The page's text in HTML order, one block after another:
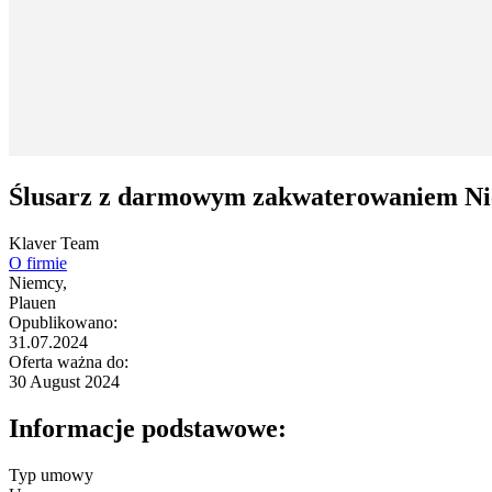
Ślusarz z darmowym zakwaterowaniem
Klaver Team
O firmie
Niemcy,
Plauen
Opublikowano:
31.07.2024
Oferta ważna do:
30 August 2024
Informacje podstawowe:
Typ umowy